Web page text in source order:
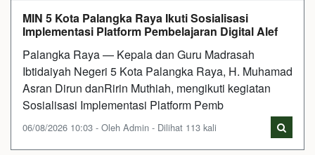
MIN 5 Kota Palangka Raya Ikuti Sosialisasi
Implementasi Platform Pembelajaran Digital Alef
Palangka Raya — Kepala dan Guru Madrasah
Ibtidaiyah Negeri 5 Kota Palangka Raya, H. Muhamad
Asran Dirun danRirin Muthiah, mengikuti kegiatan
Sosialisasi Implementasi Platform Pemb
06/08/2026 10:03 - Oleh Admin - Dilihat 113 kali